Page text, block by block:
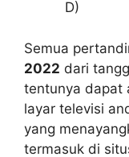
D)
Semua
2022 dari
tentunya dapat
layar televisi
yang
termasuk di